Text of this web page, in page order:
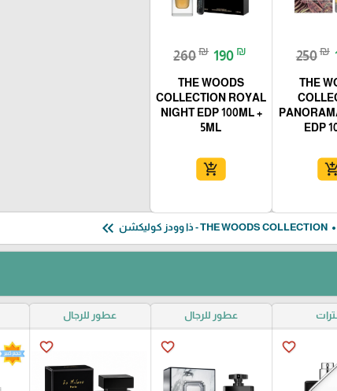
250₪
THE
EDP
260₪ 190 ₪
THE WOODS
COLLECTION ROYAL
NIGHT EDP 100ML +
5ML
add_shopping_cart
THE WOODS COLLECTION - ذا وودز كوليكشن keyboard_double_arrow_left
favorite_border
عطور للرجال
favorite_border
عطور للرجال
favorite_border